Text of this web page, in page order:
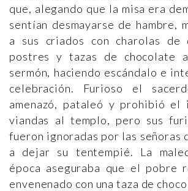
que, alegando que la misa era
sentían desmayarse de hambre,
a sus criados con charolas de
postres y tazas de chocolate
sermón, haciendo escándalo e
celebración. Furioso el
amenazó, pataleó y prohibió el
viandas al templo, pero sus
fueron ignoradas por las señoras
a dejar su tentempié. La
época aseguraba que el pobre
envenenado con una taza de